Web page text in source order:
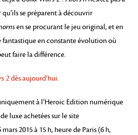
se préparent à découvrir
en se procurant le jeu original, et en
en constante évolution où
faire la différence.
2dès aujourd’hui.
à l’Heroic Edition numérique
luxe achetées sur le site
mars 2015 à 15 h, heure de Paris (6 h,